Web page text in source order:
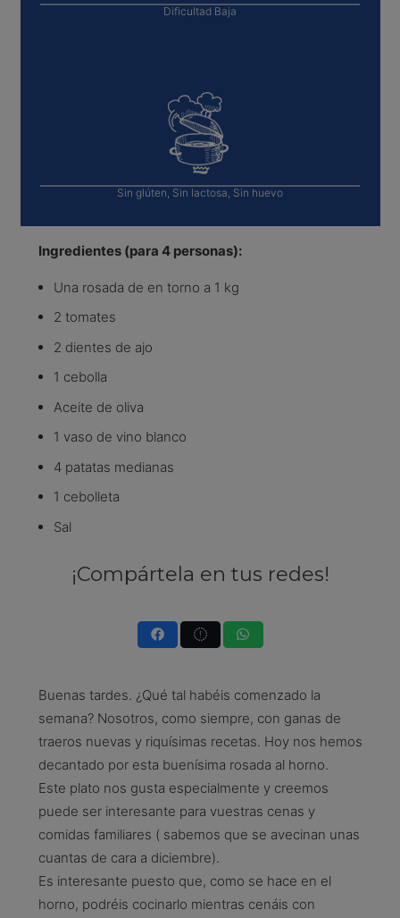
Dificultad Baja
Sin glúten, Sin lactosa, Sin huevo
Ingredientes (para 4 personas):
Una rosada de en torno a 1 kg
2 tomates
2 dientes de ajo
1 cebolla
Aceite de oliva
1 vaso de vino blanco
4 patatas medianas
1 cebolleta
Sal
¡Compártela en tus redes!
Buenas tardes. ¿Qué tal habéis comenzado la
semana? Nosotros, como siempre, con ganas de
traeros nuevas y riquísimas recetas. Hoy nos hemos
decantado por esta buenísima rosada al horno.
Este plato nos gusta especialmente y creemos
puede ser interesante para vuestras cenas y
comidas familiares ( sabemos que se avecinan unas
cuantas de cara a diciembre).
Es interesante puesto que, como se hace en el
horno, podréis cocinarlo mientras cenáis con